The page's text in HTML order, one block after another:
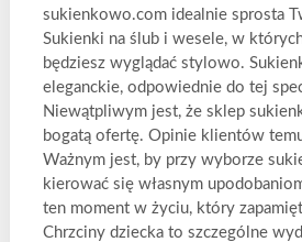
sukienkowo.com idealnie sprosta
Sukienki na ślub i wesele, w
będziesz wyglądać stylowo.
eleganckie, odpowiednie do tej
Niewątpliwym jest, że sklep
bogatą ofertę. Opinie klientów
Ważnym jest, by przy wyborze
kierować się własnym
ten moment w życiu, który
Chrzciny dziecka to szczególne